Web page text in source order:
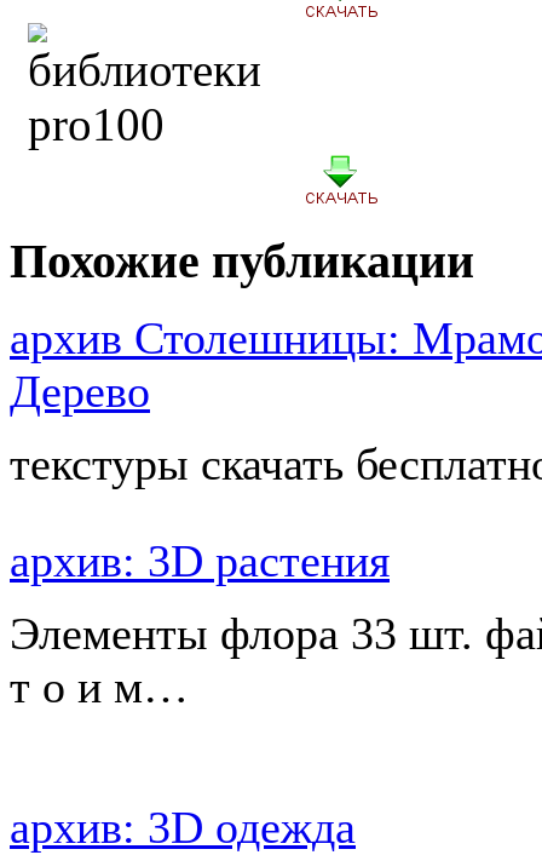
Похожие публикации
архив Столешницы:
Дерево
текстуры скачать
архив: 3D растения
Элементы флора 33 шт.
т о и м…
архив: 3D одежда